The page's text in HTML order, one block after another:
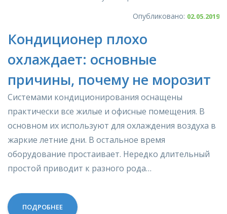
Опубликовано: 02.05.2019
Кондиционер плохо
охлаждает: основные
причины, почему не морозит
Системами кондиционирования оснащены
практически все жилые и офисные помещения. В
основном их используют для охлаждения воздуха в
жаркие летние дни. В остальное время
оборудование простаивает. Нередко длительный
простой приводит к разного рода…
ПОДРОБНЕЕ